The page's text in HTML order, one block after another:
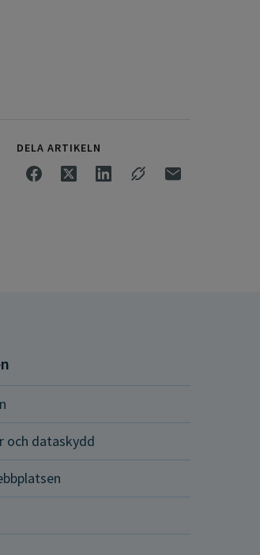
DELA ARTIKELN
och dataskydd